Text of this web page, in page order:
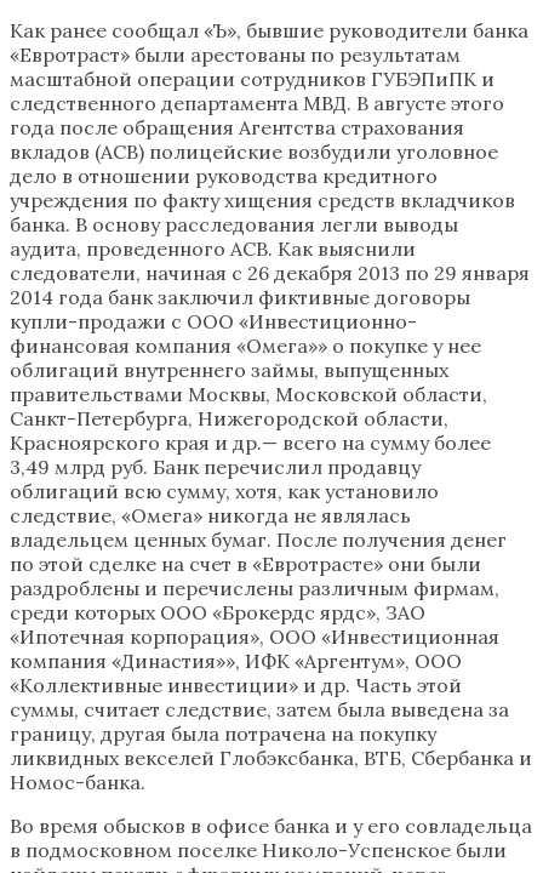
Как ранее сообщал «Ъ», бывшие руководители банка
«Евротраст» были арестованы по результатам
масштабной операции сотрудников ГУБЭПиПК и
следственного департамента МВД. В августе этого
года после обращения Агентства страхования
вкладов (АСВ) полицейские возбудили уголовное
дело в отношении руководства кредитного
учреждения по факту хищения средств вкладчиков
банка. В основу расследования легли выводы
аудита, проведенного АСВ. Как выяснили
следователи, начиная с 26 декабря 2013 по 29 января
2014 года банк заключил фиктивные договоры
купли-продажи с ООО «Инвестиционно-
финансовая компания «Омега»» о покупке у нее
облигаций внутреннего займы, выпущенных
правительствами Москвы, Московской области,
Санкт-Петербурга, Нижегородской области,
Красноярского края и др.— всего на сумму более
3,49 млрд руб. Банк перечислил продавцу
облигаций всю сумму, хотя, как установило
следствие, «Омега» никогда не являлась
владельцем ценных бумаг. После получения денег
по этой сделке на счет в «Евротрасте» они были
раздроблены и перечислены различным фирмам,
среди которых ООО «Брокердс ярдс», ЗАО
«Ипотечная корпорация», ООО «Инвестиционная
компания «Династия»», ИФК «Аргентум», ООО
«Коллективные инвестиции» и др. Часть этой
суммы, считает следствие, затем была выведена за
границу, другая была потрачена на покупку
ликвидных векселей Глобэксбанка, ВТБ, Сбербанка и
Номос-банка.
Во время обысков в офисе банка и у его совладельца
в подмосковном поселке Николо-Успенское были